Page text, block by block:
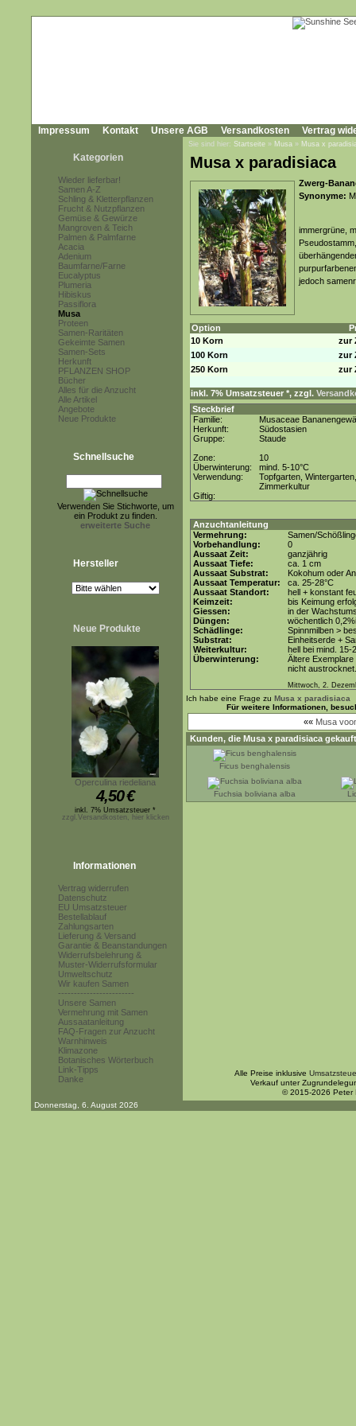
Impressum Kontakt Unsere AGB Versandkosten Vertrag
Kategorien
Wieder lieferbar!
Samen A-Z
Schling & Kletterpflanzen
Frucht & Nutzpflanzen
Gemüse & Gewürze
Mangroven & Teich
Palmen & Palmfarne
Acacia
Adenium
Baumfarne/Farne
Eucalyptus
Plumeria
Hibiskus
Passiflora
Musa
Proteen
Samen-Raritäten
Gekeimte Samen
Samen-Sets
Herkunft
PFLANZEN SHOP
Bücher
Alles für die Anzucht
Alle Artikel
Angebote
Neue Produkte
Schnellsuche
Verwenden Sie Stichworte, um
ein Produkt zu finden.
erweiterte Suche
Hersteller
Neue Produkte
Operculina riedeliana
4,50€
inkl. 7% Umsatzsteuer *
zzgl.Versandkosten, hier klicken
Informationen
Vertrag widerrufen
Datenschutz
EU Umsatzsteuer
Bestellablauf
Zahlungsarten
Lieferung & Versand
Garantie & Beanstandungen
Widerrufsbelehrung &
Muster-Widerrufsformular
Umweltschutz
Wir kaufen Samen
------------------------
Unsere Samen
Vermehrung mit Samen
Aussaatanleitung
FAQ-Fragen zur Anzucht
Warnhinweis
Klimazone
Botanisches Wörterbuch
Link-Tipps
Danke
Sie sind hier: Startseite » Musa » Musa x
Musa x paradisiaca
Zwerg-
Synonyme:
immergrüne,
jedoch
Option
10 Korn
zur
100 Korn
zur
250 Korn
zur
inkl. 7% Umsatzsteuer *, zzgl.
Steckbrief
Familie:
Musaceae
Herkunft:
Südostasien
Gruppe:
Staude
Zone:
10
Überwinterung:
mind. 5-10°C
Verwendung:
Topfgarten, Wintergarten,
Zimmerkultur
Giftig:
Anzuchtanleitung
Vermehrung:
Samen/
Vorbehandlung:
0
Aussaat Zeit:
ganzjährig
Aussaat Tiefe:
ca. 1 cm
Aussaat Substrat:
Kokohum oder
Aussaat Temperatur:
ca. 25-28°C
Aussaat Standort:
hell + konstant
Keimzeit:
bis Keimung
Giessen:
in der
Düngen:
wöchentlich
Schädlinge:
Spinnmilben >
Substrat:
Einheitserde +
Weiterkultur:
hell bei mind. 15-
Überwinterung:
Ältere
nicht austrocknet.
Mittwoch, 2.
Ich habe eine Frage zu Musa x paradisiaca
Für weitere Informationen,
«« Musa
Kunden, die Musa x paradisiaca
Ficus benghalensis
Fuchsia boliviana alba
Alle Preise inklusive
Verkauf unter
© 2015-2026 Peter
Donnerstag, 6. August 2026